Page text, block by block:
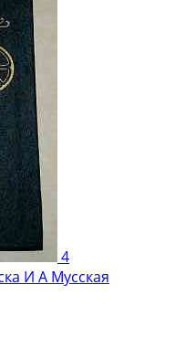
4
И А Мусская